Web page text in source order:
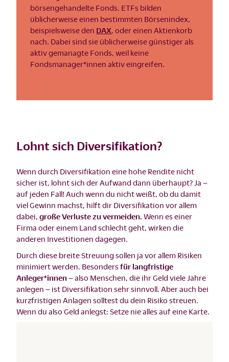
börsengehandelte Fonds. ETFs bilden
üblicherweise einen bestimmten Börsenindex,
beispielsweise den DAX , oder einen Aktienkorb
nach. Dabei sind sie üblicherweise günstiger als
aktiv gemanagte Fonds, weil keine
Fondsmanager*innen aktiv eingreifen.
Lohnt sich Diversifikation?
Wenn durch Diversifikation eine hohe Rendite nicht
sicher ist, lohnt sich der Aufwand dann überhaupt? Ja –
auf jeden Fall! Auch wenn du nicht weißt, ob du damit
viel Gewinn machst, hilft dir Diversifikation vor allem
dabei, große Verluste zu vermeiden. Wenn es einer
Firma oder einem Land schlecht geht, wirken die
anderen Investitionen dagegen.
Durch diese breite Streuung sollen ja vor allem Risiken
minimiert werden. Besonders für langfristige
Anleger*innen –also Menschen, die ihr Geld viele Jahre
anlegen – ist Diversifikation sehr sinnvoll. Aber auch bei
kurzfristigen Anlagen solltest du dein Risiko streuen.
Wenn du also Geld anlegst: Setze nie alles auf eine Karte.